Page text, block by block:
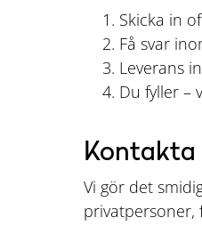
Skicka in
Få svar
Leverans
Du fyller –
Kontakta
Vi gör det
privatpersoner,